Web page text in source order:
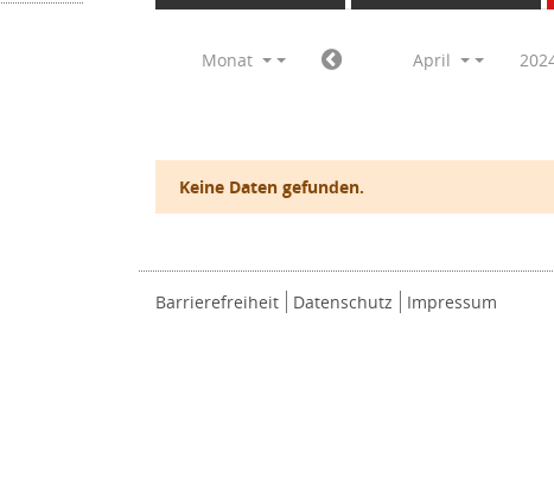
Monat April
Keine Daten gefunden.
Barrierefreiheit Datenschutz Impressum